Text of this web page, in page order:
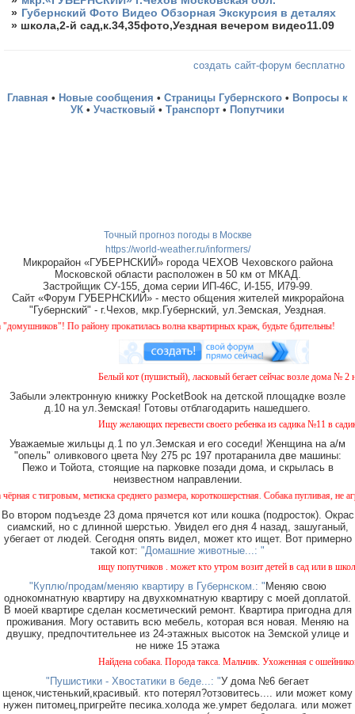
» Губернский Фото Видео Обзорная Экскурсия в деталях
» школа,2-й сад,к.34,35фото,Уездная вечером видео11.09
создать сайт-форум бесплатно
Главная • Новые сообщения • Страницы Губернского • Вопросы к
УК • Участковый • Транспорт • Попутчики
Точный прогноз погоды в Москве
https://world-weather.ru/informers/
Микрорайон «ГУБЕРНСКИЙ» города ЧЕХОВ Чеховского района
Московской области расположен в 50 км от МКАД.
Застройщик СУ-155, дома серии ИП-46С, И-155, И79-99.
Сайт «Форум ГУБЕРНСКИЙ» - место общения жителей микрорайона
"Губернский" - г.Чехов, мкр.Губернский, ул.Земская, Уездная.
району прокатилась волна квартирных краж, будьте бдительны!
Белый кот (пушистый), ласковый бегает сейчас возле дома № 2 на
Забыли электронную книжку PocketBook на детской площадке возле
д.10 на ул.Земская! Готовы отблагодарить нашедшего.
Ищу желающих перевести своего ребенка из садика №11 в садик №
Уважаемые жильцы д.1 по ул.Земская и его соседи! Женщина на а/м
"опель" оливкового цвета №у 275 рс 197 протаранила две машины:
Пежо и Тойота, стоящие на парковке позади дома, и скрылась в
неизвестном направлении.
метиска среднего размера, короткошерстная. Собака пугливая, не агрессивная.
Во втором подъезде 23 дома прячется кот или кошка (подросток). Окрас
сиамский, но с длинной шерстью. Увидел его дня 4 назад, зашуганый,
убегает от людей. Сегодня опять видел, может кто ищет. Вот примерно
такой кот: "Домашние животные...: "
ищу попутчиков . может кто утром возит детей в сад или в школу в
"Куплю/продам/меняю квартиру в Губернском.: " Меняю свою
однокомнатную квартиру на двухкомнатную квартиру с моей доплатой.
В моей квартире сделан косметический ремонт. Квартира пригодна для
проживания. Могу оставить всю мебель, которая вся новая. Меняю на
двушку, предпочтительнее из 24-этажных высоток на Земской улице и
не ниже 15 этажа
Найдена собака. Порода такса. Мальчик. Ухоженная с ошейником.
"Пушистики - Хвостатики в беде...: "У дома №6 бегает
щенок,чистенький,красивый. кто потерял?отзовитесь.... или может кому
нужен питомец,пригрейте песика.холода же.умрет бедолага. или может